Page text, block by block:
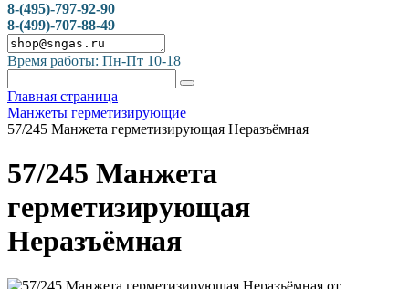
8-(495)-797-92-90
8-(499)-707-88-49
Время работы: Пн-Пт 10-18
Главная страница
Манжеты герметизирующие
57/245 Манжета герметизирующая Неразъёмная
57/245 Манжета
герметизирующая
Неразъёмная